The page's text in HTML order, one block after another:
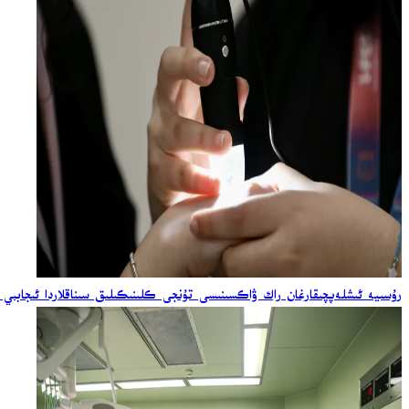
رۇسىيە ئىشلەپچىقارغان راك ۋاكسىنىسى تۇنجى كلىنىكىلىق سىناقلاردا